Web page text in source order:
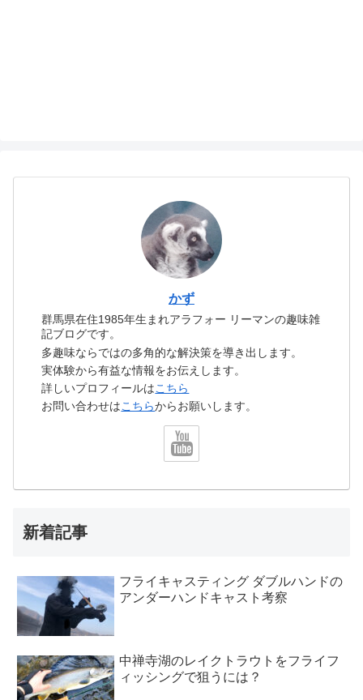
かず
群馬県在住1985年生まれアラフォー リーマンの趣味雑
記ブログです。
多趣味ならではの多角的な解決策を導き出します。
実体験から有益な情報をお伝えします。
詳しいプロフィールはこちら
お問い合わせはこちらからお願いします。
新着記事
フライキャスティング ダブルハンドの
アンダーハンドキャスト考察
中禅寺湖のレイクトラウトをフライフ
ィッシングで狙うには？